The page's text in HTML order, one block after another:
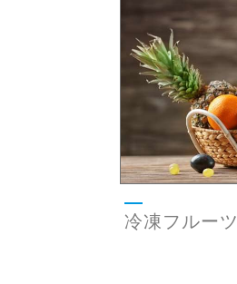
冷凍フルーツ